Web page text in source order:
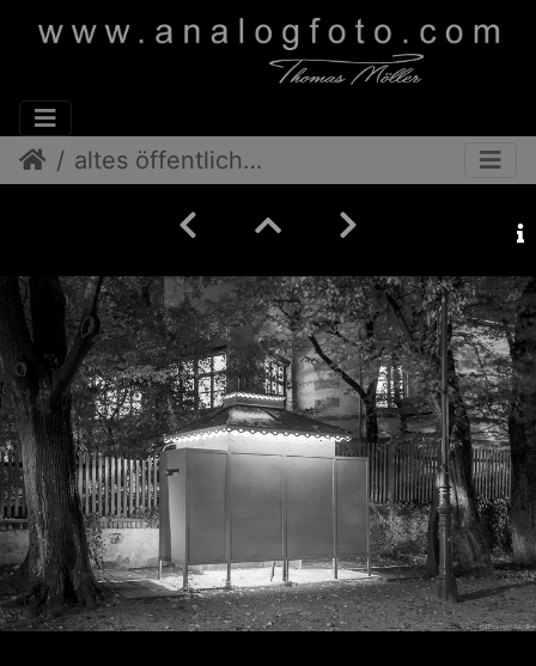
altes öffentliches Pissoir, Wien